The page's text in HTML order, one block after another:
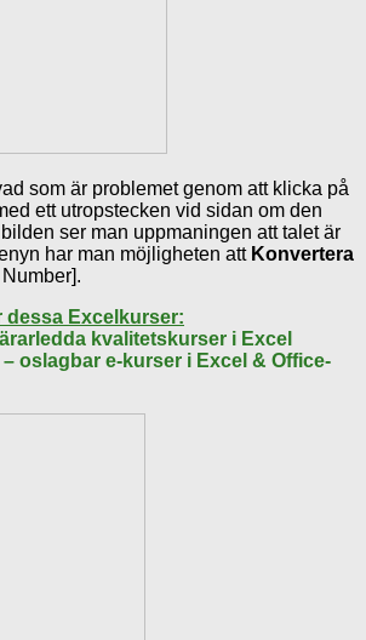
som är problemet genom att klicka på
ett utropstecken vid sidan om den
ser man uppmaningen att talet är
har man möjligheten att Konvertera
dessa Excelkurser:
kvalitetskurser i Excel
– oslagbar e-kurser i Excel & Office-